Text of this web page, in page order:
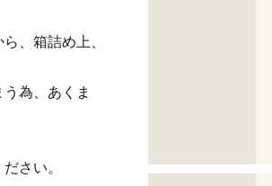
、箱詰め上、
為、あくま
さい。